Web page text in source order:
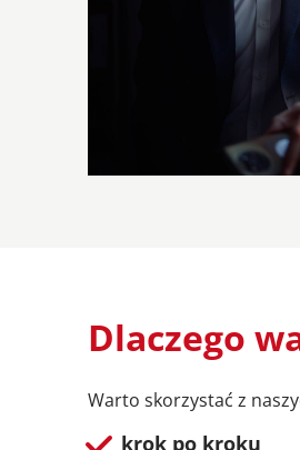
Dlaczego
Warto skorzystać z
krok po kroku